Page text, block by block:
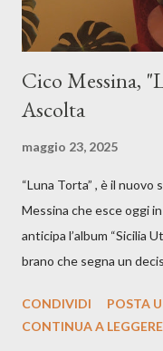
Cico Messina,
Ascolta
maggio 23, 2025
“Luna Torta” , è il
Messina che esce oggi
anticipa l’album “Sicilia
brano che segna un
testo ibrido tra italiano e
CONDIVIDI
POSTA
CONTINUA A LEGGERE